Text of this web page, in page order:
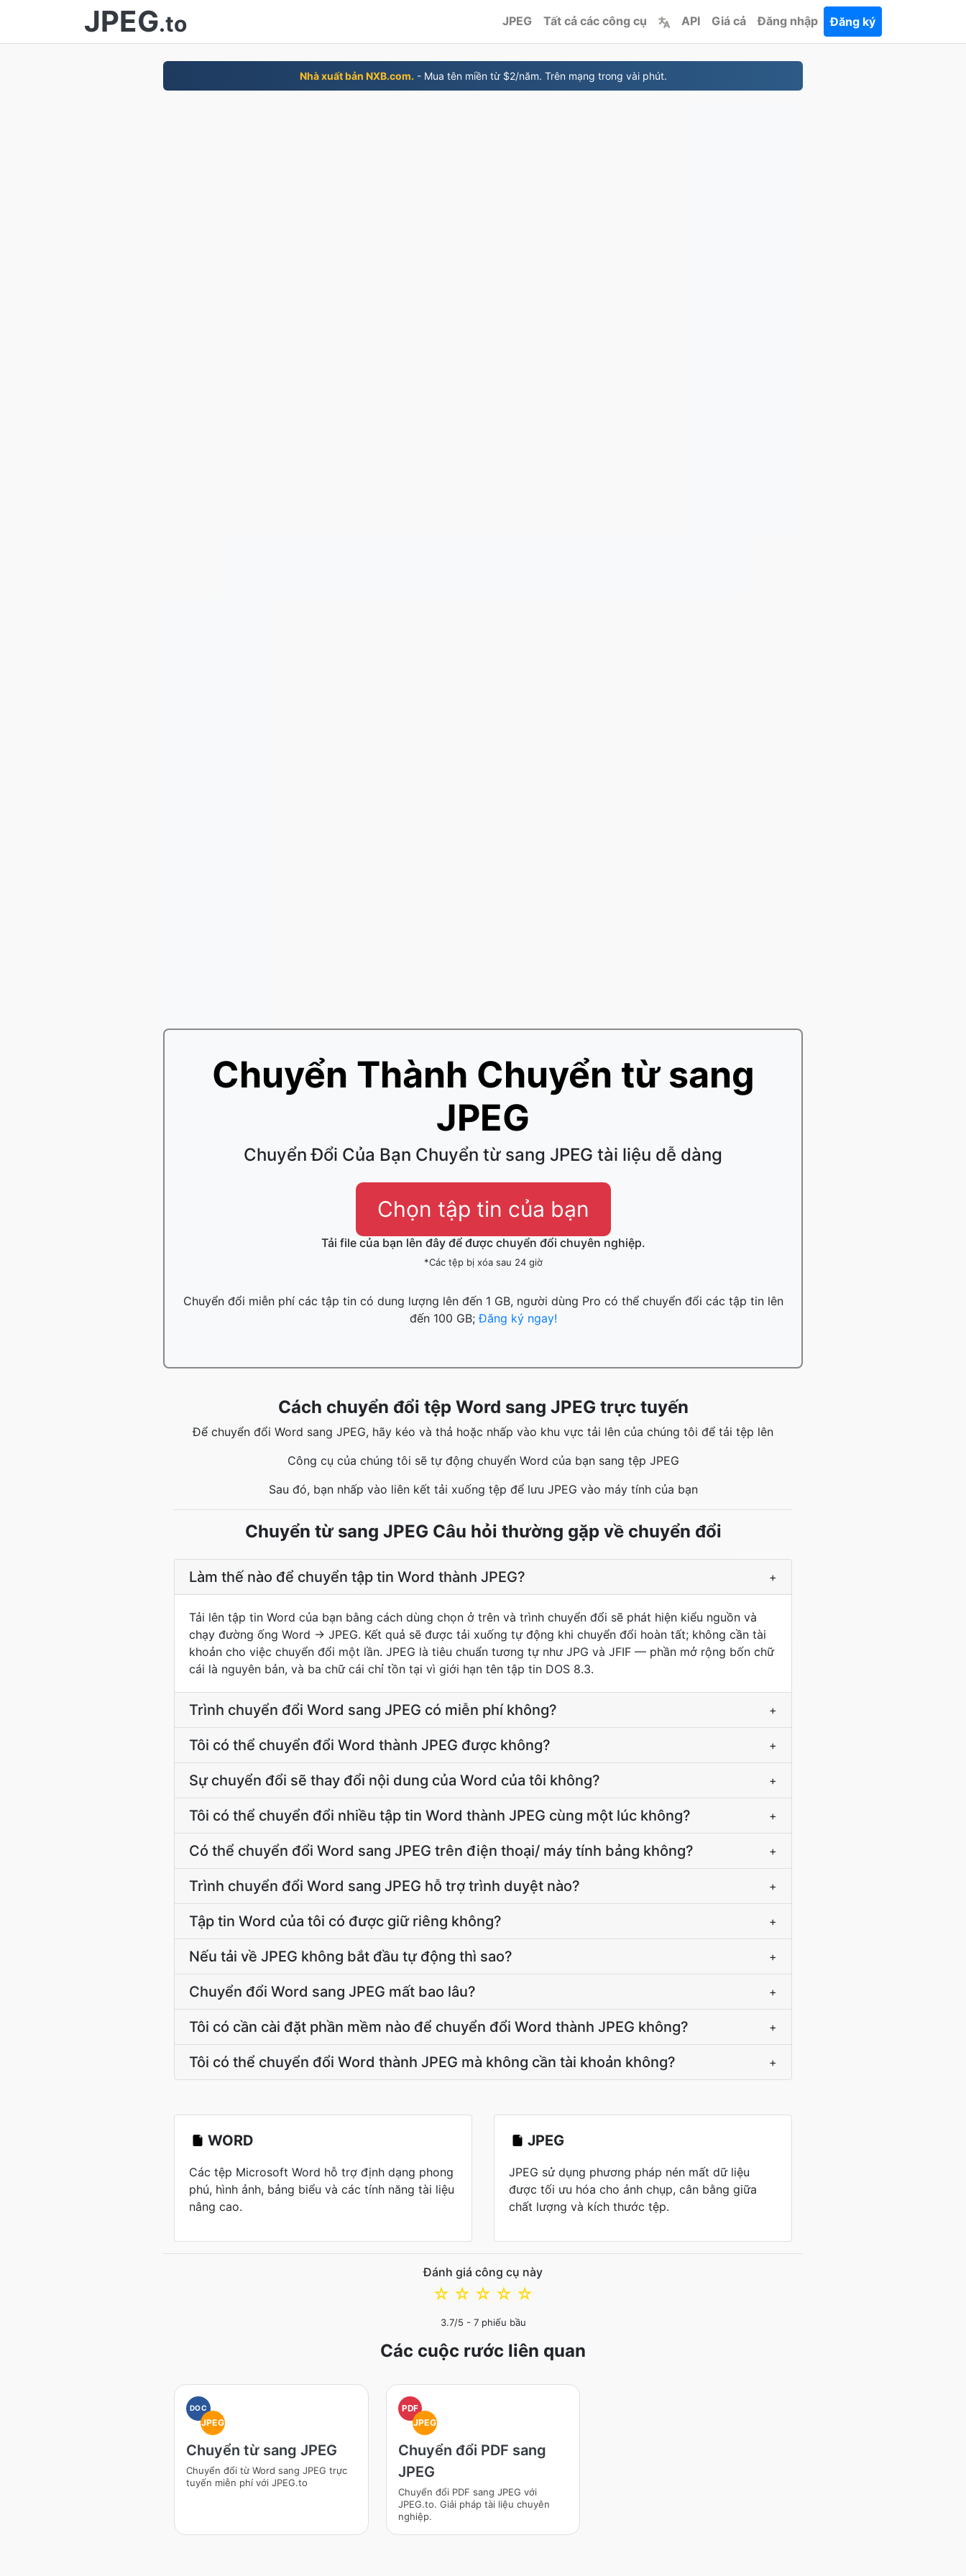
JPEG.to JPEG Tất cả các công cụ API Giá cả Đăng nhập Đăng ký
Nhà xuất bản NXB.com. - Mua tên miền từ $2/năm. Trên mạng trong vài phút.
Chuyển Thành Chuyển từ sang
JPEG
Chuyển Đổi Của Bạn Chuyển từ sang JPEG tài liệu dễ dàng
Chọn tập tin của bạn
Tải file của bạn lên đây để được chuyển đổi chuyên nghiệp.
*Các tệp bị xóa sau 24 giờ
Chuyển đổi miễn phí các tập tin có dung lượng lên đến 1 GB, người dùng Pro có thể chuyển đổi các tập tin lên
đến 100 GB;Đăng ký ngay!
Cách chuyển đổi tệp Word sang JPEG trực tuyến
Để chuyển đổi Word sang JPEG, hãy kéo và thả hoặc nhấp vào khu vực tải lên của chúng tôi để tải tệp lên
Công cụ của chúng tôi sẽ tự động chuyển Word của bạn sang tệp JPEG
Sau đó, bạn nhấp vào liên kết tải xuống tệp để lưu JPEG vào máy tính của bạn
Chuyển từ sang JPEG Câu hỏi thường gặp về chuyển đổi
Làm thế nào để chuyển tập tin Word thành JPEG? +
Tải lên tập tin Word của bạn bằng cách dùng chọn ở trên và trình chuyển đổi sẽ phát hiện kiểu nguồn và
chạy đường ống Word → JPEG. Kết quả sẽ được tải xuống tự động khi chuyển đổi hoàn tất; không cần tài
khoản cho việc chuyển đổi một lần. JPEG là tiêu chuẩn tương tự như JPG và JFIF — phần mở rộng bốn chữ
cái là nguyên bản, và ba chữ cái chỉ tồn tại vì giới hạn tên tập tin DOS 8.3.
Trình chuyển đổi Word sang JPEG có miễn phí không? +
Tôi có thể chuyển đổi Word thành JPEG được không? +
Sự chuyển đổi sẽ thay đổi nội dung của Word của tôi không? +
Tôi có thể chuyển đổi nhiều tập tin Word thành JPEG cùng một lúc không? +
Có thể chuyển đổi Word sang JPEG trên điện thoại/ máy tính bảng không? +
Trình chuyển đổi Word sang JPEG hỗ trợ trình duyệt nào? +
Tập tin Word của tôi có được giữ riêng không? +
Nếu tải về JPEG không bắt đầu tự động thì sao? +
Chuyển đổi Word sang JPEG mất bao lâu? +
Tôi có cần cài đặt phần mềm nào để chuyển đổi Word thành JPEG không? +
Tôi có thể chuyển đổi Word thành JPEG mà không cần tài khoản không? +
WORD
Các tệp Microsoft Word hỗ trợ định dạng phong
phú, hình ảnh, bảng biểu và các tính năng tài liệu
nâng cao.
JPEG
JPEG sử dụng phương pháp nén mất dữ liệu
được tối ưu hóa cho ảnh chụp, cân bằng giữa
chất lượng và kích thước tệp.
Đánh giá công cụ này
☆
☆
☆
☆
☆
3.7/5 - 7phiếu bầu
Các cuộc rước liên quan
DOC
JPEG
Chuyển từ sang JPEG
Chuyển đổi từ Word sang JPEG trực
tuyến miễn phí với JPEG.to
PDF
JPEG
Chuyển đổi PDF sang
JPEG
Chuyển đổi PDF sang JPEG với
JPEG.to. Giải pháp tài liệu chuyên
nghiệp.